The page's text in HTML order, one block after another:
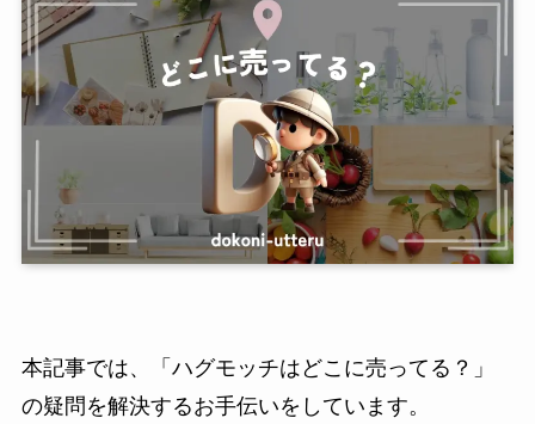
本記事では、「ハグモッチはどこに売ってる？」
の疑問を解決するお手伝いをしています。